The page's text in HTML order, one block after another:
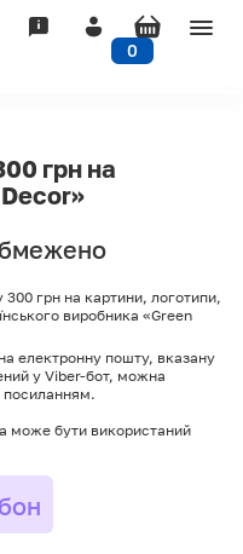
0
грн на
грн на картини, логотипи,
виробника «Green
електронну пошту, вказану
у Viber-бот, можна
посиланням.
може бути використаний
бон